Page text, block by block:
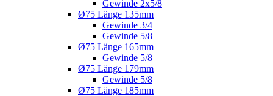
Gewinde 2x5/8
Ø75 Länge 135mm
Gewinde 3/4
Gewinde 5/8
Ø75 Länge 165mm
Gewinde 5/8
Ø75 Länge 179mm
Gewinde 5/8
Ø75 Länge 185mm